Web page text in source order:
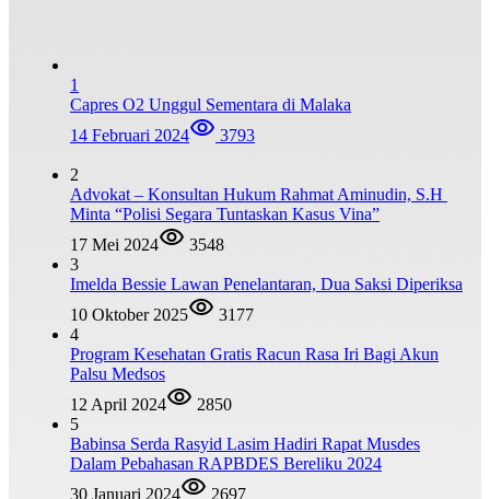
1
Capres O2 Unggul Sementara di Malaka
14 Februari 2024
3793
2
Advokat – Konsultan Hukum Rahmat Aminudin, S.H
Minta “Polisi Segara Tuntaskan Kasus Vina”
17 Mei 2024
3548
3
Imelda Bessie Lawan Penelantaran, Dua Saksi Diperiksa
10 Oktober 2025
3177
4
Program Kesehatan Gratis Racun Rasa Iri Bagi Akun
Palsu Medsos
12 April 2024
2850
5
Babinsa Serda Rasyid Lasim Hadiri Rapat Musdes
Dalam Pebahasan RAPBDES Bereliku 2024
30 Januari 2024
2697